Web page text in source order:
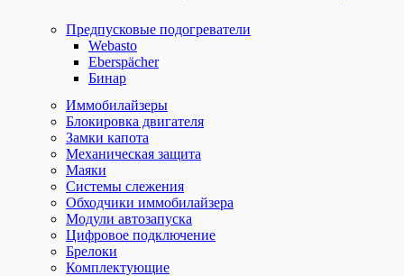
Предпусковые подогреватели
Webasto
Eberspächer
Бинар
Иммобилайзеры
Блокировка двигателя
Замки капота
Механическая защита
Маяки
Системы слежения
Обходчики иммобилайзера
Модули автозапуска
Цифровое подключение
Брелоки
Комплектующие